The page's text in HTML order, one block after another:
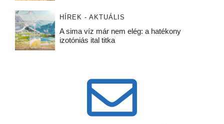
HÍREK - AKTUÁLIS
A sima víz már nem elég: a hatékony
izotóniás ital titka